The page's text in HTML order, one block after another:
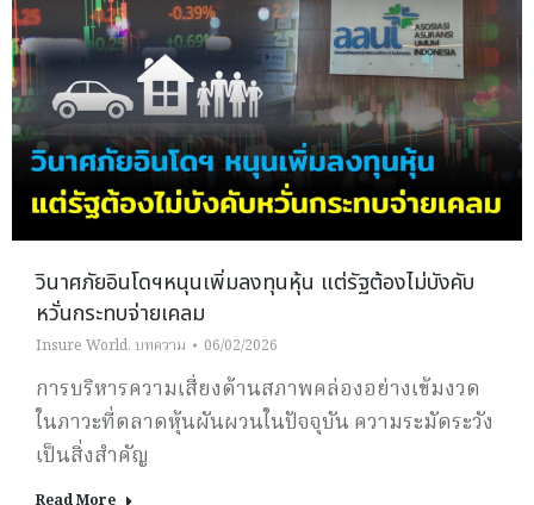
วินาศภัยอินโดฯหนุนเพิ่มลงทุนหุ้น แต่รัฐต้องไม่บังคับ
หวั่นกระทบจ่ายเคลม
Insure World, บทความ 06/02/2026
การบริหารความเสี่ยงด้านสภาพคล่องอย่างเข้มงวด
ในภาวะที่ตลาดหุ้นผันผวนในปัจจุบัน ความระมัดระวัง
เป็นสิ่งสำคัญ
Read More